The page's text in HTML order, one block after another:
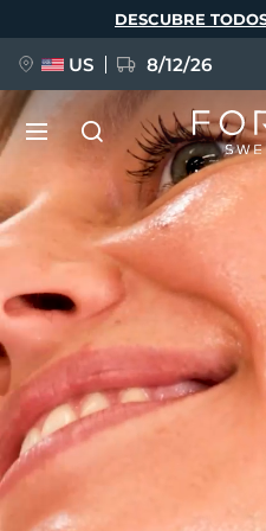
DESCUBRE
US 8/12/26
NUEVO
FAQ™ Pure Beauty-
BREAKING NEWS
Idioma
English Deutsch
Français
Italiano
Polski
Svenska
Türkçe